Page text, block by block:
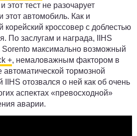
этот тест не разочарует
автомобиль. Как и
кроссовер с доблестью
По заслугам и награда, IIHS
Sorento максимально возможный
+, немаловажным фактором в
тормозной
отозвался о ней как об очень
аспектах «превосходной»
аварии.